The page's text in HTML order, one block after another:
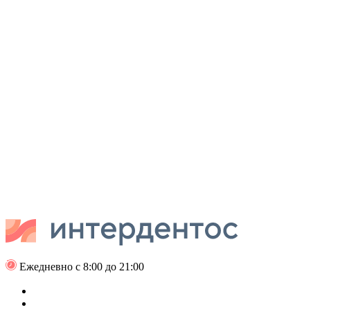
Ежедневно с 8:00 до 21:00